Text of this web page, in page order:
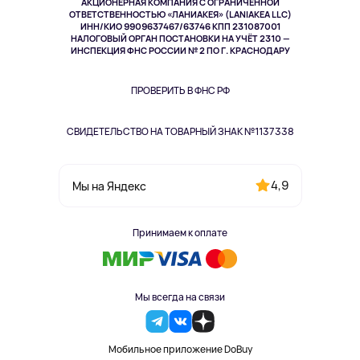
ОТВЕТСТВЕННОСТЬЮ «ЛАНИАКЕЯ» (LANIAKEA LLC)
ИНН/КИО 9909637467/63746 КПП 231087001
НАЛОГОВЫЙ ОРГАН ПОСТАНОВКИ НА УЧЁТ 2310 —
ИНСПЕКЦИЯ ФНС РОССИИ № 2 ПО Г. КРАСНОДАРУ
ПРОВЕРИТЬ В ФНС РФ
СВИДЕТЕЛЬСТВО НА ТОВАРНЫЙ ЗНАК №1137338
Мы на Яндекс 4,9
Принимаем к оплате
Мы всегда на связи
Мобильное приложение DoBuy
Здоровье питомцев
Одежда и аксессуары